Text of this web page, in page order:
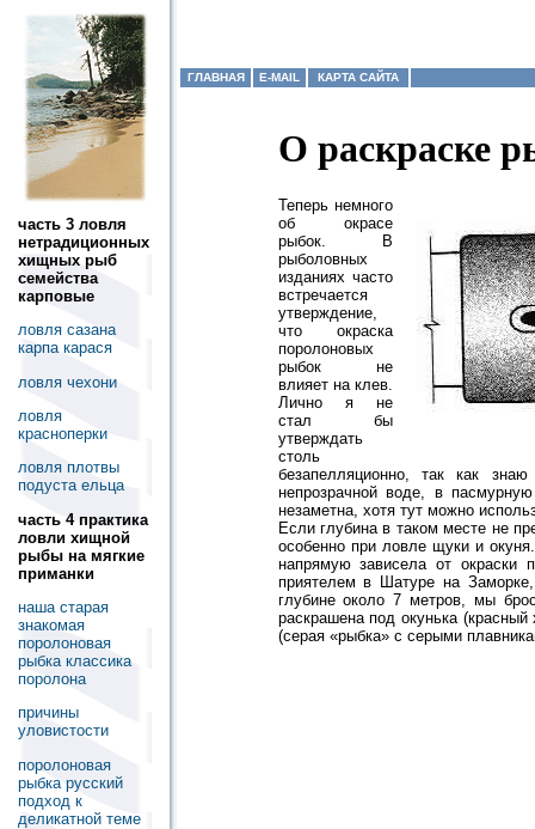
часть 3 ловля
нетрадиционных
хищных рыб
семейства
карповые
ловля сазана
карпа карася
ловля чехони
ловля
красноперки
ловля плотвы
подуста ельца
часть 4 практика
ловли хищной
рыбы на мягкие
приманки
наша старая
знакомая
поролоновая
рыбка классика
поролона
причины
уловистости
поролоновая
рыбка русский
подход к
деликатной теме
ГЛАВНАЯ E-MAIL КАРТА САЙТА
О раскраске
Теперь немного
об окрасе
рыбок. В
рыболовных
изданиях часто
встречается
утверждение,
что окраска
поролоновых
рыбок не
влияет на клев.
Лично я не
стал бы
утверждать
столь
безапелляционно, так как
непрозрачной воде, в
незаметна, хотя тут можно
Если глубина в таком месте не
особенно при ловле щуки и
напрямую зависела от окраски
приятелем в Шатуре на
глубине около 7 метров, мы
раскрашена под окунька
(серая «рыбка» с серыми